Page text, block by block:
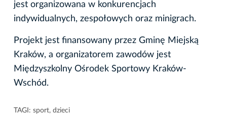
jest organizowana w konkurencjach
indywidualnych, zespołowych oraz minigrach.
Projekt jest finansowany przez Gminę Miejską
Kraków, a organizatorem zawodów jest
Międzyszkolny Ośrodek Sportowy Kraków-
Wschód.
TAGI: sport, dzieci